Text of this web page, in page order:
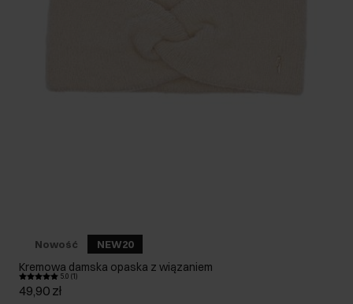
Nowość NEW20
Kremowa damska opaska z wiązaniem
5.0 (1)
49,90 zł